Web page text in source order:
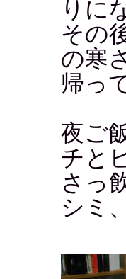
りに
その
の寒
帰っ
夜ご
チと
さっ
シミ